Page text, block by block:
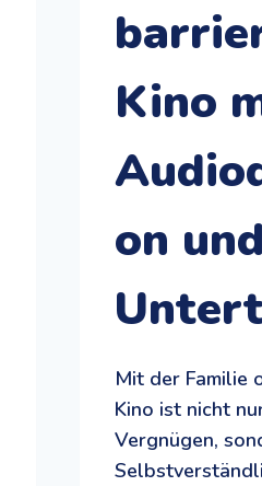
Kino
on und
Mit der Familie
Kino ist nicht
Vergnügen,